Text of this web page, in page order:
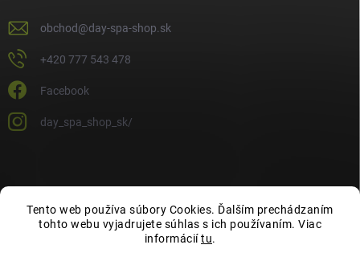
Tento web používa súbory Cookies. Ďalším prechádzaním
tohto webu vyjadrujete súhlas s ich používaním. Viac
informáciítu.
obchod@day-spa-shop.sk
+420 777 543 478
Facebook
day_spa_shop_sk/